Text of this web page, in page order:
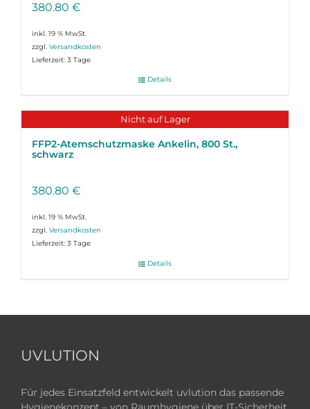
380.80 €
inkl. 19 % MwSt.
zzgl. Versandkosten
Lieferzeit: 3 Tage
Details
Nicht auf Lager
FFP2-Atemschutzmaske Ankelin, 800 St.,
schwarz
380.80 €
inkl. 19 % MwSt.
zzgl. Versandkosten
Lieferzeit: 3 Tage
Details
UVLUTION
Für jedes Einsatzfeld entwickelt uvlution das passende